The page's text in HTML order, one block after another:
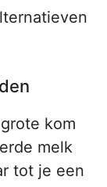
kom
melk
tot je een